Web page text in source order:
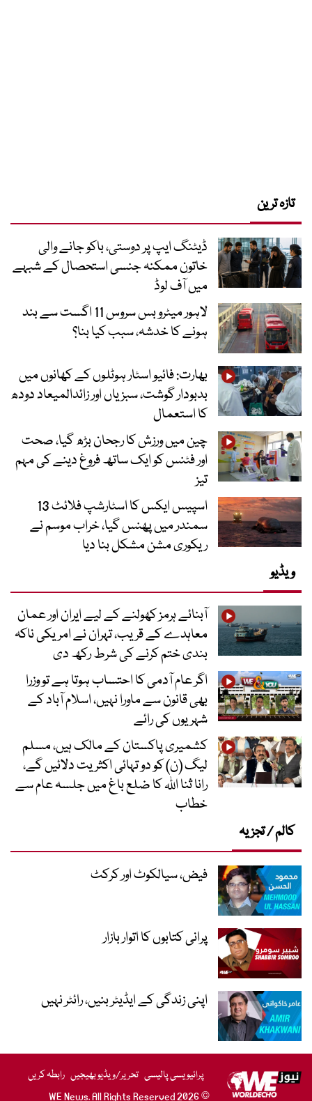
تازہ ترین
ڈیٹنگ ایپ پر دوستی، باکو جانے والی
خاتون ممکنہ جنسی استحصال کے شبہے
میں آف لوڈ
لاہور میٹرو بس سروس 11 اگست سے بند
ہونے کا خدشہ، سبب کیا بنا؟
بھارت: فائیو اسٹار ہوٹلوں کے کھانوں میں
بدبودار گوشت، سبزیاں اور زائدالمیعاد دودھ
کا استعمال
چین میں ورزش کا رجحان بڑھ گیا، صحت
اور فٹنس کو ایک ساتھ فروغ دینے کی مہم
تیز
اسپیس ایکس کا اسٹارشپ فلائٹ 13
سمندر میں پھنس گیا، خراب موسم نے
ریکوری مشن مشکل بنا دیا
ویڈیو
آبنائے ہرمز کھولنے کے لیے ایران اور عمان
معاہدے کے قریب، تہران نے امریکی ناکہ
بندی ختم کرنے کی شرط رکھ دی
اگر عام آدمی کا احتساب ہوتا ہے تو وزرا
بھی قانون سے ماورا نہیں، اسلام آباد کے
شہریوں کی رائے
کشمیری پاکستان کے مالک ہیں، مسلم
لیگ (ن) کو دو تہائی اکثریت دلائیں گے،
رانا ثنا اللہ کا ضلع باغ میں جلسہ عام سے
خطاب
کالم / تجزیہ
فیض، سیالکوٹ اور کرکٹ
پرانی کتابوں کا اتوار بازار
اپنی زندگی کے ایڈیٹر بنیں، رائٹر نہیں
پرائیویسی پالیسی تحریر/ویڈیو بھیجیں رابطہ کریں
© 2026 WE News. All Rights Reserved